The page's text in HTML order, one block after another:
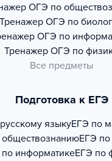
ОГЭ по
Тренажер ОГЭ по
ОГЭ по
Тренажер ОГЭ по
Все предметы
Подготовка к ЕГЭ
языкуЕГЭ по
ЕГЭ по
информатикеЕГЭ по